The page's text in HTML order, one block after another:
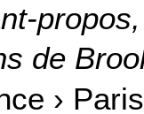
de
›